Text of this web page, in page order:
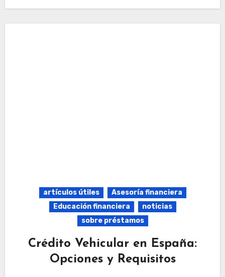
artículos útiles
Asesoría financiera
Educación financiera
noticias
sobre préstamos
Crédito Vehicular en España:
Opciones y Requisitos